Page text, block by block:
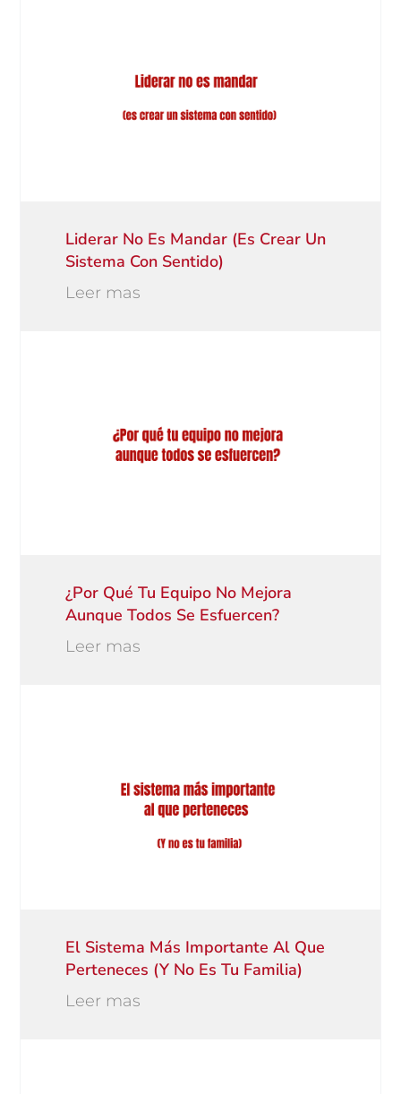
Liderar No Es Mandar (es Crear Un
Sistema Con Sentido)
Leer mas
¿Por Qué Tu Equipo No Mejora
Aunque Todos Se Esfuercen?
Leer mas
El Sistema Más Importante Al Que
Perteneces (y No Es Tu Familia)
Leer mas